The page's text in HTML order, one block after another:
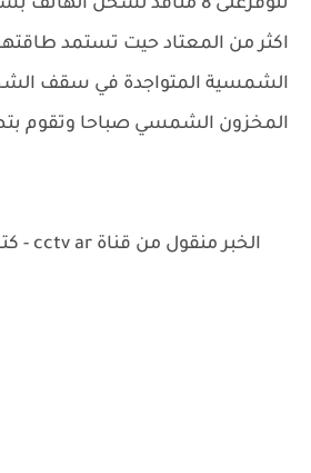
اكثر من المعتاد حيت تستمد طاقتها
الشمسية المتواجدة في سقف
المخزون الشمسي صباحا وتقوم
الخبر منقول من قناة cctv ar - كتابة الخبر : تكنوفورنت